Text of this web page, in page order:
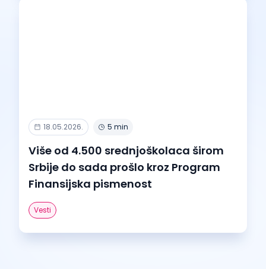
18.05.2026. 5 min
Više od 4.500 srednjoškolaca širom
Srbije do sada prošlo kroz Program
Finansijska pismenost
Vesti